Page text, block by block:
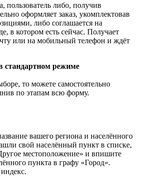
пользователь либо, получив
оформляет заказ, укомплектовав
либо соглашается на
в котором есть сейчас. Получает
или на мобильный телефон и ждёт
стандартном режиме
то можете самостоятельно
по этапам всю форму.
вашего региона и населённого
свой населённый пункт в списке,
местоположение» и впишите
пункта в графу «Город».